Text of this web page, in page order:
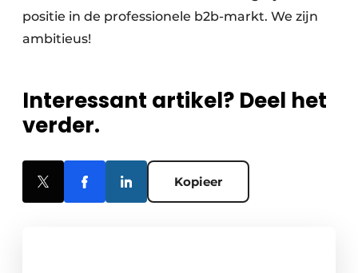
positie in de professionele b2b-markt. We zijn
ambitieus!
Interessant artikel? Deel het
verder.
Kopieer